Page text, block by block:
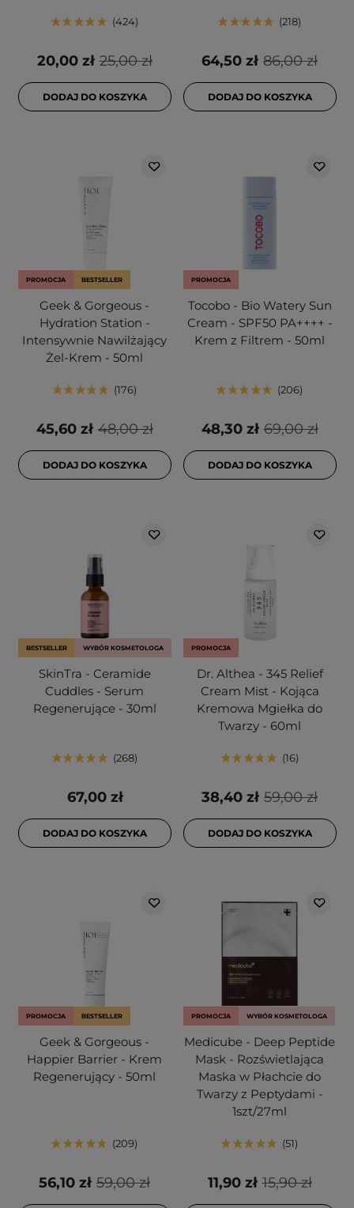
424
25,00 zł
20,00 zł
DODAJ DO KOSZYKA
218
86,00 zł
64,50 zł
DODAJ DO KOSZYKA
PROMOCJA BESTSELLER
Geek & Gorgeous -
Hydration Station -
Intensywnie Nawilżający
Żel-Krem - 50ml
176
48,00 zł
45,60 zł
DODAJ DO KOSZYKA
PROMOCJA
Tocobo - Bio Watery Sun
Cream - SPF50 PA++++ -
Krem z Filtrem - 50ml
206
69,00 zł
48,30 zł
DODAJ DO KOSZYKA
BESTSELLER WYBÓR KOSMETOLOGA
SkinTra - Ceramide
Cuddles - Serum
Regenerujące - 30ml
268
67,00 zł
DODAJ DO KOSZYKA
PROMOCJA
Dr. Althea - 345 Relief
Cream Mist - Kojąca
Kremowa Mgiełka do
Twarzy - 60ml
16
59,00 zł
38,40 zł
DODAJ DO KOSZYKA
PROMOCJA BESTSELLER
Geek & Gorgeous -
Happier Barrier - Krem
Regenerujący - 50ml
209
59,00 zł
56,10 zł
PROMOCJA WYBÓR KOSMETOLOGA
Medicube - Deep Peptide
Mask - Rozświetlająca
Maska w Płachcie do
Twarzy z Peptydami -
1szt/27ml
51
15,90 zł
11,90 zł